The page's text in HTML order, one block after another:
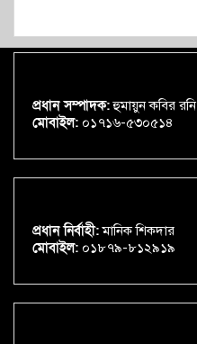
প্রধান সম্পাদক:হুমায়ুন কবির রনি
মোবাইল: ০১৭১৬-৫৩০৫১৪
প্রধান নির্বাহী:মানিক শিকদার
মোবাইল: ০১৮৭৯-৮১২৯১৯